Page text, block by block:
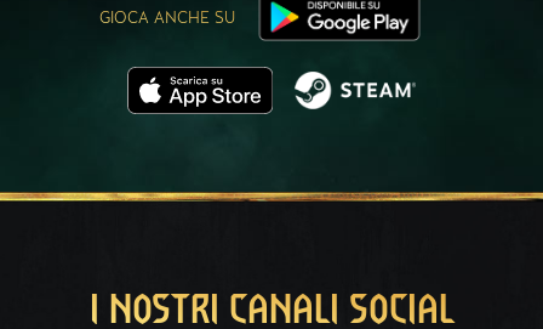
GIOCA ANCHE SU
I NOSTRI CANALI SOCIAL